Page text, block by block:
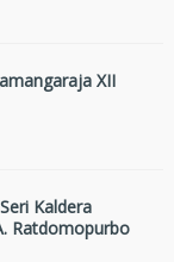
XII
Kaldera
Ratdomopurbo